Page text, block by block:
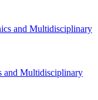
and Multidisciplinary